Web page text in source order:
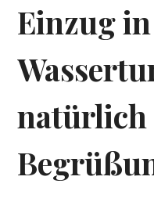
Einzug